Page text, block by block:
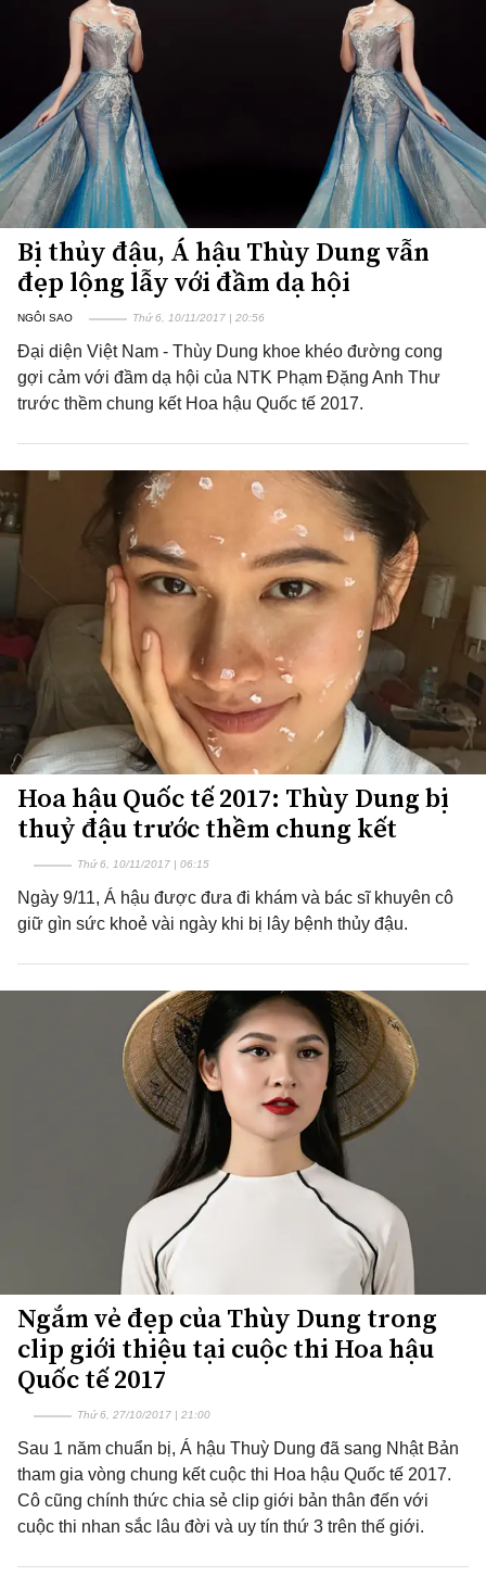
Bị thủy đậu, Á hậu Thùy Dung vẫn
đẹp lộng lẫy với đầm dạ hội
NGÔI SAO Thứ 6, 10/11/2017 | 20:56
Đại diện Việt Nam - Thùy Dung khoe khéo đường cong
gợi cảm với đầm dạ hội của NTK Phạm Đặng Anh Thư
trước thềm chung kết Hoa hậu Quốc tế 2017.
Hoa hậu Quốc tế 2017: Thùy Dung bị
thuỷ đậu trước thềm chung kết
Thứ 6, 10/11/2017 | 06:15
Ngày 9/11, Á hậu được đưa đi khám và bác sĩ khuyên cô
giữ gìn sức khoẻ vài ngày khi bị lây bệnh thủy đậu.
Ngắm vẻ đẹp của Thùy Dung trong
clip giới thiệu tại cuộc thi Hoa hậu
Quốc tế 2017
Thứ 6, 27/10/2017 | 21:00
Sau 1 năm chuẩn bị, Á hậu Thuỳ Dung đã sang Nhật Bản
tham gia vòng chung kết cuộc thi Hoa hậu Quốc tế 2017.
Cô cũng chính thức chia sẻ clip giới bản thân đến với
cuộc thi nhan sắc lâu đời và uy tín thứ 3 trên thế giới.